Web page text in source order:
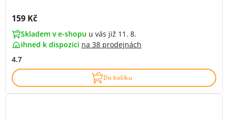
Cena s DPH:
159 Kč
Skladem v e-shopu u vás již 11. 8.
ihned k dispozici na 38 prodejnách
4.7
Do košíku